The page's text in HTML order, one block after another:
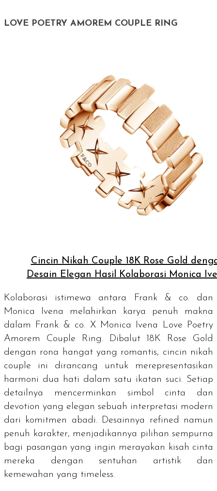
LOVE POETRY AMOREM COUPLE RING
Cincin Nikah Couple 18K Rose Gold
Desain Elegan Hasil Kolaborasi Monica
Kolaborasi istimewa antara Frank & co. dan
Monica Ivena melahirkan karya penuh makna
dalam Frank & co. X Monica Ivena Love Poetry
Amorem Couple Ring. Dibalut 18K Rose Gold
dengan rona hangat yang romantis, cincin nikah
couple ini dirancang untuk merepresentasikan
harmoni dua hati dalam satu ikatan suci. Setiap
detailnya mencerminkan simbol cinta dan
devotion yang elegan sebuah interpretasi modern
dari komitmen abadi. Desainnya
refined namun
penuh karakter, menjadikannya pilihan sempurna
bagi pasangan yang ingin merayakan kisah cinta
mereka dengan sentuhan artistik dan
kemewahan yang timeless.